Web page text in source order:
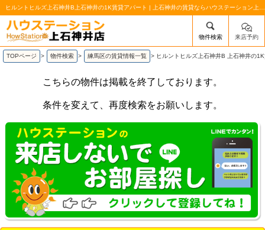
/mobile_img/head-logo.png
物件検索 来店予約
TOPページ > 物件検索 > 練馬区の賃貸情報一覧 > ヒルントヒルズ上石神井B 上石神井の
こちらの物件は掲載を終了しております。
条件を変えて、再度検索をお願いします。